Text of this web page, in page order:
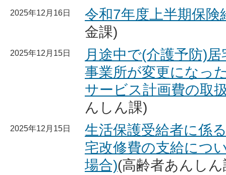
2025年12月16日
令和7年度上半期保険
金課)
2025年12月15日
月途中で(介護予防)
事業所が変更になっ
サービス計画費の取
んしん課)
2025年12月15日
生活保護受給者に係
宅改修費の支給につ
場合)(高齢者あんしん